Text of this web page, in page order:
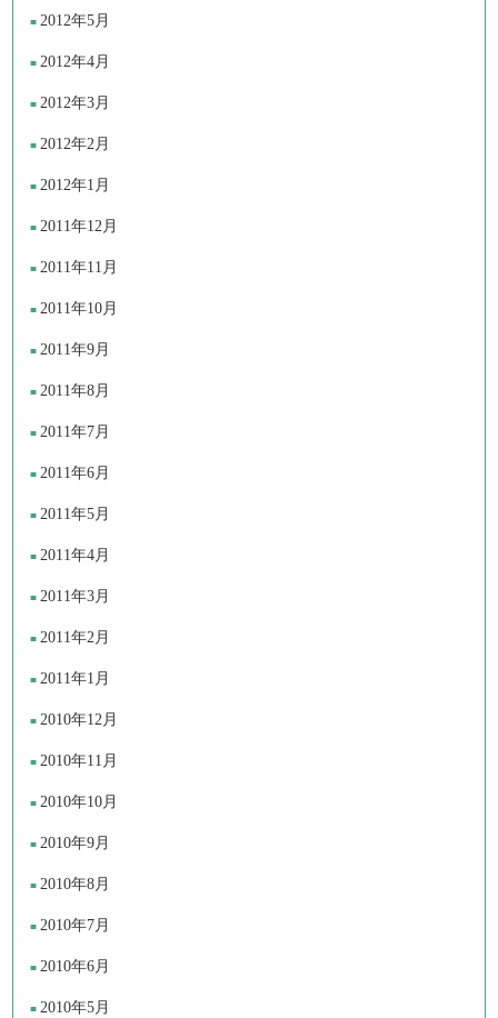
2012年5月
2012年4月
2012年3月
2012年2月
2012年1月
2011年12月
2011年11月
2011年10月
2011年9月
2011年8月
2011年7月
2011年6月
2011年5月
2011年4月
2011年3月
2011年2月
2011年1月
2010年12月
2010年11月
2010年10月
2010年9月
2010年8月
2010年7月
2010年6月
2010年5月